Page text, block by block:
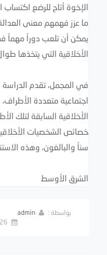
الإخوة أتاح للرضع اكتساب
ما عزز فهمهم معنى
يمكن أن تلعب دوراً مهماً
الأخلاقية التي يتخذها
في المجمل، تقدم
اجتماعية متعددة
الأخلاقية السابقة لتلك
خصائص الشخصيات
سناً والبالغون، وهذه
الشرق الأوسط
بواسطة :
admin